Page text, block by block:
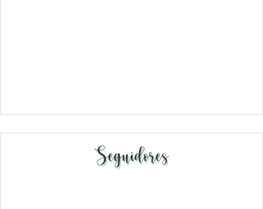
Seguidores